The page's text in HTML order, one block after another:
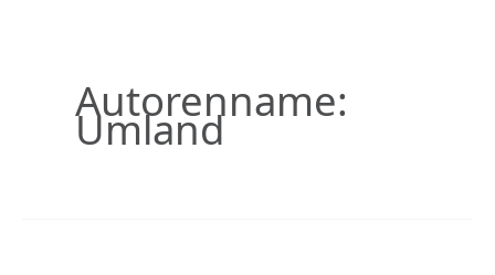
Autorenname:
Umland